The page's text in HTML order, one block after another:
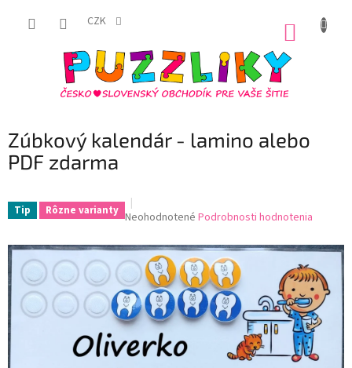
CZK
Zúbkový kalendár - lamino alebo
PDF zdarma
Tip Rôzne varianty Priemerné
produktu
je
0,0
z
5
hviezdičiek.
Neohodnotené Podrobnosti hodnotenia